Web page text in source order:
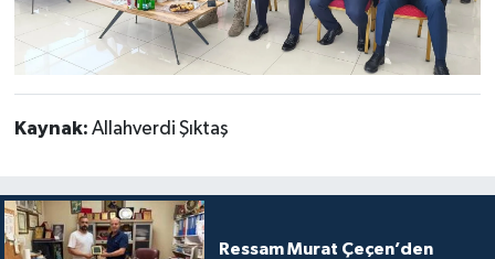
Kaynak: Allahverdi Şıktaş
Ressam Murat Çeçen’den